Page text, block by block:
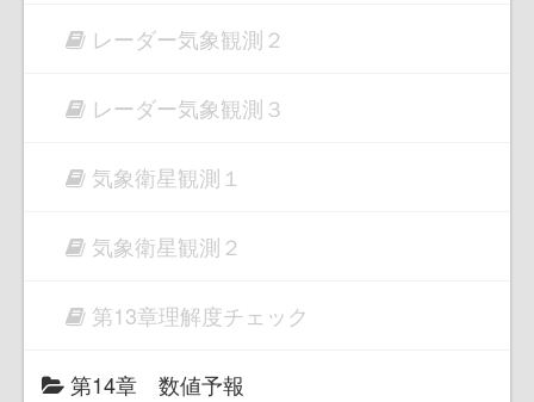
レーダー気象観測２
レーダー気象観測３
気象衛星観測１
気象衛星観測２
第13章理解度チェック
第14章 数値予報